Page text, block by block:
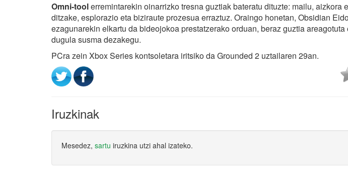
Omni-toolerremintarekin oinarrizko tresna guztiak bateratu dituzte: mailu, aizkora
ditzake, esplorazio eta biziraute prozesua erraztuz. Oraingo honetan, Obsidian
ezagunarekin elkartu da bideojokoa prestatzerako orduan, beraz guztia
dugula susma dezakegu.
PCra zein Xbox Series kontsoletara iritsiko da Grounded 2 uztailaren 29an.
Iruzkinak
Mesedez, sartu iruzkina utzi ahal izateko.